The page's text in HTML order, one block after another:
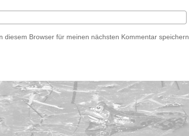
diesem Browser für meinen nächsten Kommentar speichern.